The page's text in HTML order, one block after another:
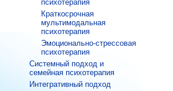
психотерапия
Краткосрочная
мультимодальная
психотерапия
Эмоционально-стрессовая
психотерапия
Системный подход и
семейная психотерапия
Интегративный подход